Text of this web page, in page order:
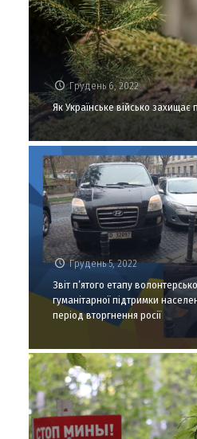
Грудень 6, 2022
Як Українське військо захищає
Грудень 5, 2022
Звіт п’ятого етапу
гуманітарної підтримки
період вторгнення росії